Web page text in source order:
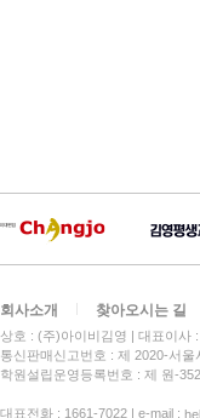
회사소개 찾아오시는 길
상호 : (주)아이비김영 대표이사
통신판매신고번호 : 제 2020-서울
학원설립운영등록번호 : 제 원-
대표전화 : 1661-7022 | e-mail :